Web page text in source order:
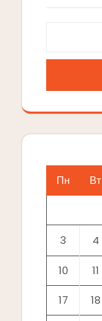
Пн Вт
3 4
10 11
17 18